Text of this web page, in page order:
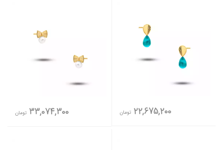
22,675,200 تومان 33,074,300 تومان